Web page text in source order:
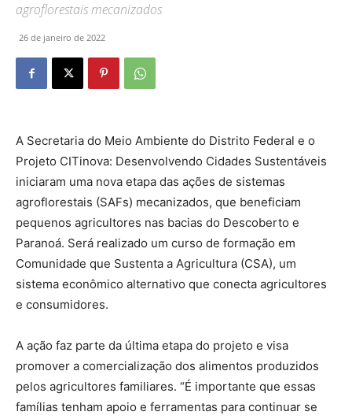
agroflorestais mecanizados
26 de janeiro de 2022
A Secretaria do Meio Ambiente do Distrito Federal e o
Projeto CITinova: Desenvolvendo Cidades Sustentáveis
iniciaram uma nova etapa das ações de sistemas
agroflorestais (SAFs) mecanizados, que beneficiam
pequenos agricultores nas bacias do Descoberto e
Paranoá. Será realizado um curso de formação em
Comunidade que Sustenta a Agricultura (CSA), um
sistema econômico alternativo que conecta agricultores
e consumidores.
A ação faz parte da última etapa do projeto e visa
promover a comercialização dos alimentos produzidos
pelos agricultores familiares. “É importante que essas
famílias tenham apoio e ferramentas para continuar se